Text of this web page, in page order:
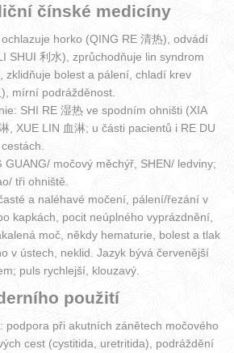
čínské medicíny
horko (QING RE 清热), odvádí
SHUI 利水), zprůchodňuje lin syndrom
zklidňuje bolest a pálení, chladí krev
mírní podrážděnost.
SHI RE 湿热 ve spodním ohništi (XIA
, XUE LIN 血淋; u části pacientů i RE DU
GUANG/ močový měchýř, SHEN/ ledviny;
tři ohniště.
a naléhavé močení, pálení/řezání v
kapkách, pocit neúplného vyprázdnění,
moč, někdy hematurie, bolest a tlak
v ústech, neklid. Jazyk bývá červenější
puls rychlejší, klouzavý.
použití
podpora při akutních zánětech močového
cest (cystitida, uretritida), podráždění